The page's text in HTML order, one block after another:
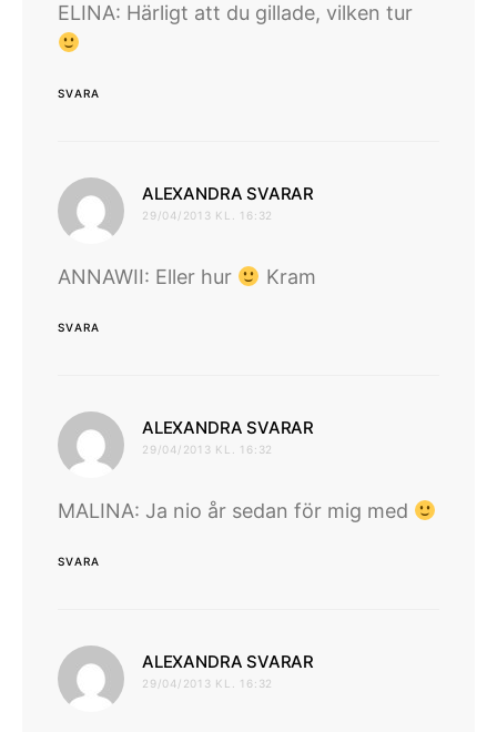
ELINA: Härligt att du gillade, vilken tur
SVARA
ALEXANDRA SVARAR
29/04/2013 KL. 16:32
ANNAWII: Eller hur Kram
SVARA
ALEXANDRA SVARAR
29/04/2013 KL. 16:32
MALINA: Ja nio år sedan för mig med
SVARA
ALEXANDRA SVARAR
29/04/2013 KL. 16:32